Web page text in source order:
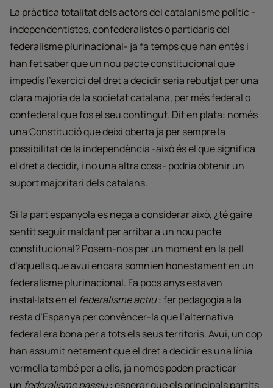
La pràctica totalitat dels actors del catalanisme polític -
independentistes, confederalistes o partidaris del
federalisme plurinacional- ja fa temps que han entès i
han fet saber que un nou pacte constitucional que
impedís l’exercici del dret a decidir seria rebutjat per una
clara majoria de la societat catalana, per més federal o
confederal que fos el seu contingut. Dit en plata: només
una Constitució que deixi oberta ja per sempre la
possibilitat de la independència -això és el que significa
el dret a decidir, i no una altra cosa- podria obtenir un
suport majoritari dels catalans.
Si la part espanyola es nega a considerar això, ¿té gaire
sentit seguir maldant per arribar a un nou pacte
constitucional? Posem-nos per un moment en la pell
d’aquells que avui encara somnien honestament en un
federalisme plurinacional. Fa pocs anys estaven
instal·lats en el federalisme actiu: fer pedagogia a la
resta d’Espanya per convèncer-la que l’alternativa
federal era bona per a tots els seus territoris. Avui, un cop
han assumit netament que el dret a decidir és una línia
vermella també per a ells, ja només poden practicar
un federalisme passiu: esperar que els principals partits